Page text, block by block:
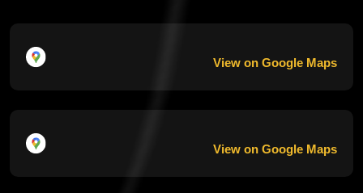
View on Google Maps
View on Google Maps